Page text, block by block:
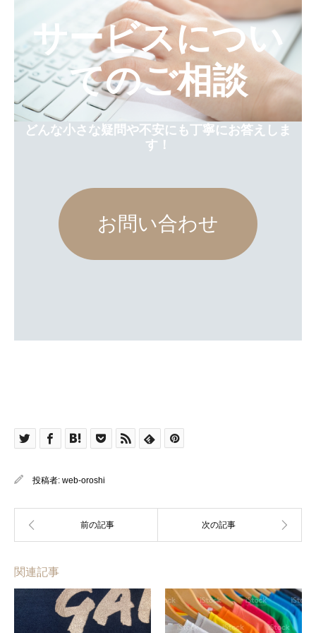
サービスについ
てのご相談
どんな小さな疑問や不安にも丁寧にお答えしま
す！
お問い合わせ
投稿者: web-oroshi
関連記事